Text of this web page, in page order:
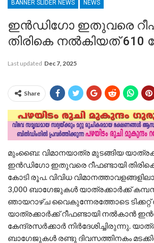
BANNER SLIDER NEWS NEWS
ഇന്‍ഡിഗോ ഇതുവരെ
തിരികെ നല്‍കിയത് 610
Last updated Dec 7, 2025
Share
മുംബൈ: വിമാനയാത്ര മുടങ്ങിയ
ഇന്‍ഡിഗോ ഇതുവരെ റീഫണ്ടായി
കോടി രൂപ. വിവിധ
3,000 ബാഗേജുകള്‍ യാത്രക്കാര്‍ക്ക്
ഞായറാഴ്ച വൈകുന്നേരത്തോടെ
യാത്രക്കാര്‍ക്ക് റീഫണ്ടായി നല്‍കാന്‍
കേന്ദ്രസര്‍ക്കാര്‍ നിര്‍ദേശിച്ചിരുന്നു.
ബാഗേജുകള്‍ രണ്ടു ദിവസത്തിനകം